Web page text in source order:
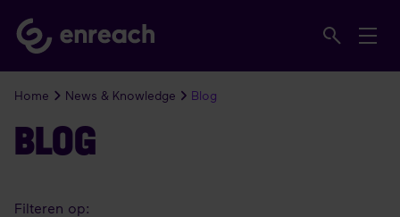
Home News & Knowledge Blog
BLOG
Filteren op: